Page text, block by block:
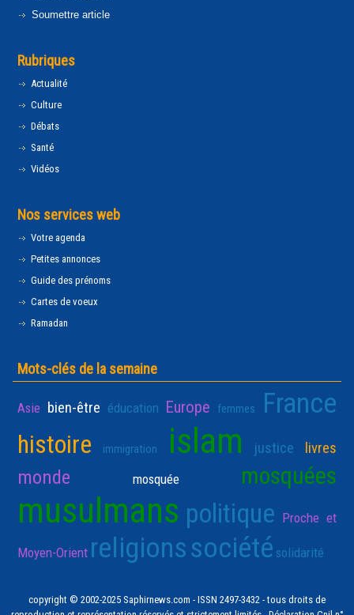
Soumettre article
Rubriques
Actualité
Culture
Débats
Santé
Vidéos
Nos services web
Votre agenda
Petites annonces
Guide des prénoms
Cartes de voeux
Ramadan
Mots-clés de la semaine
Asie bien-être éducation Europe femmes France
histoire immigration islam justice livres
monde mosquée mosquées
musulmans politique Proche et
Moyen-Orient religionssociété solidarité
copyright © 2002-2025 Saphirnews.com - ISSN 2497-3432 - tous droits de